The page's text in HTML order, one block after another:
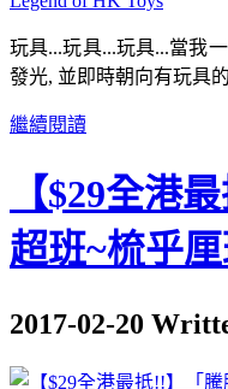
玩具...玩具...玩具...當我
發光, 並即時朝向有玩具
繼續閱讀
【$29全港
超班~梳乎
2017-02-20